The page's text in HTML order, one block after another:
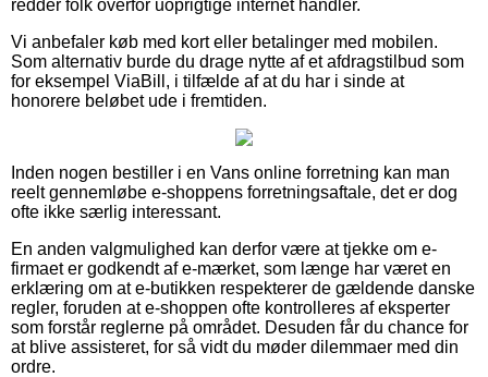
redder folk overfor uoprigtige internet handler.
Vi anbefaler køb med kort eller betalinger med mobilen.
Som alternativ burde du drage nytte af et afdragstilbud som
for eksempel ViaBill, i tilfælde af at du har i sinde at
honorere beløbet ude i fremtiden.
Inden nogen bestiller i en Vans online forretning kan man
reelt gennemløbe e-shoppens forretningsaftale, det er dog
ofte ikke særlig interessant.
En anden valgmulighed kan derfor være at tjekke om e-
firmaet er godkendt af e-mærket, som længe har været en
erklæring om at e-butikken respekterer de gældende danske
regler, foruden at e-shoppen ofte kontrolleres af eksperter
som forstår reglerne på området. Desuden får du chance for
at blive assisteret, for så vidt du møder dilemmaer med din
ordre.